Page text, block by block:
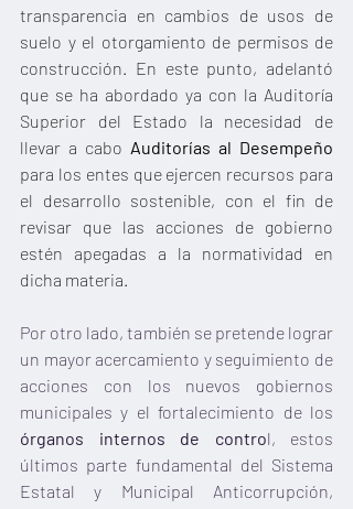
transparencia en cambios de usos de
suelo y el otorgamiento de permisos de
construcción. En este punto, adelantó
que se ha abordado ya con la Auditoría
Superior del Estado la necesidad de
llevar a cabo
para los entes que ejercen recursos para
el desarrollo sostenible, con el fin de
revisar que las acciones de gobierno
estén apegadas a la normatividad en
dicha materia.
Por otro lado, también se pretende lograr
un mayor acercamiento y seguimiento de
acciones con los nuevos gobiernos
órganos internos de control, estos
últimos parte fundamental del Sistema
Estatal y Municipal Anticorrupción,